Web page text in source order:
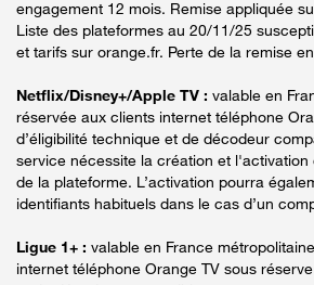
engagement 12 mois. Remise appliquée
Liste des plateformes au 20/11/25
et tarifs sur orange.fr. Perte de la remise
Netflix/Disney+/Apple TV : valable en
réservée aux clients internet téléphone
d’éligibilité technique et de décodeur
service nécessite la création et
de la plateforme. L’activation pourra
identifiants habituels dans le cas d’un
Ligue 1+ : valable en France
internet téléphone Orange TV sous